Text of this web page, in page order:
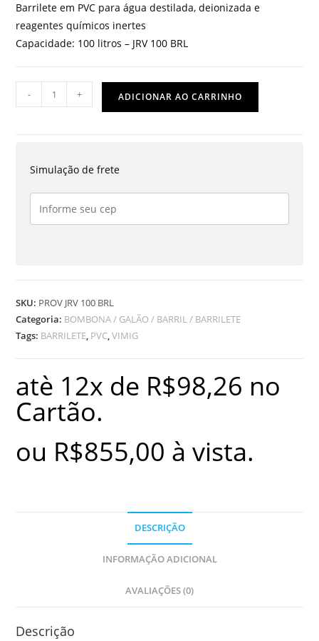
Barrilete em PVC para água destilada, deionizada e
reagentes químicos inertes
Capacidade: 100 litros – JRV 100 BRL
BARRILETE
DE
quantidade
- + ADICIONAR AO CARRINHO
Simulação de frete
SKU: PROV JRV 100 BRL
Categoria: BOMBONA / GALÃO / BARRIL / BARRILETE
Tags: BARRILETE, PVC,VIMIG
atè 12x de R$98,26 no
Cartão.
ou R$855,00 à vista.
DESCRIÇÃO
INFORMAÇÃO ADICIONAL
AVALIAÇÕES (0)
Descrição